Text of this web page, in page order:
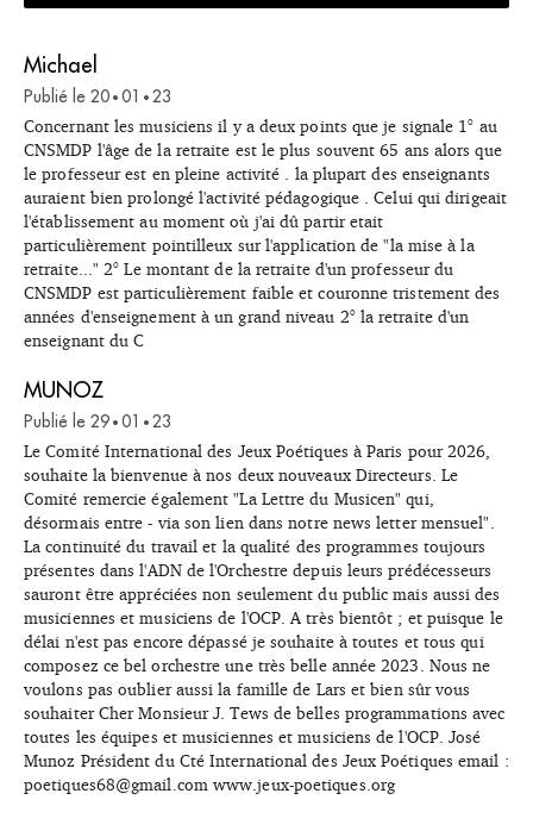
Michael
Publié le 20 • 01 • 23
Concernant les musiciens il y a deux points que je signale 1° au
CNSMDP l'âge de la retraite est le plus souvent 65 ans alors que
le professeur est en pleine activité . la plupart des enseignants
auraient bien prolongé l'activité pédagogique . Celui qui dirigeait
l'établissement au moment où j'ai dû partir etait
particulièrement pointilleux sur l'application de "la mise à la
retraite..." 2° Le montant de la retraite d'un professeur du
CNSMDP est particulièrement faible et couronne tristement des
années d'enseignement à un grand niveau 2° la retraite d'un
enseignant du C
MUNOZ
Publié le 29 • 01 • 23
Le Comité International des Jeux Poétiques à Paris pour 2026,
souhaite la bienvenue à nos deux nouveaux Directeurs. Le
Comité remercie également "La Lettre du Musicen" qui,
désormais entre - via son lien dans notre news letter mensuel".
La continuité du travail et la qualité des programmes toujours
présentes dans l'ADN de l'Orchestre depuis leurs prédécesseurs
sauront être appréciées non seulement du public mais aussi des
musiciennes et musiciens de l'OCP. A très bientôt ; et puisque le
délai n'est pas encore dépassé je souhaite à toutes et tous qui
composez ce bel orchestre une très belle année 2023. Nous ne
voulons pas oublier aussi la famille de Lars et bien sûr vous
souhaiter Cher Monsieur J. Tews de belles programmations avec
toutes les équipes et musiciennes et musiciens de l'OCP. José
Munoz Président du Cté International des Jeux Poétiques email :
poetiques68@gmail.com www.jeux-poetiques.org